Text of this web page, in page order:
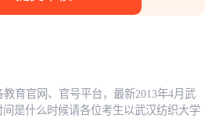
育官网、官号平台，最新2013年4月武
是什么时候请各位考生以武汉纺织大学